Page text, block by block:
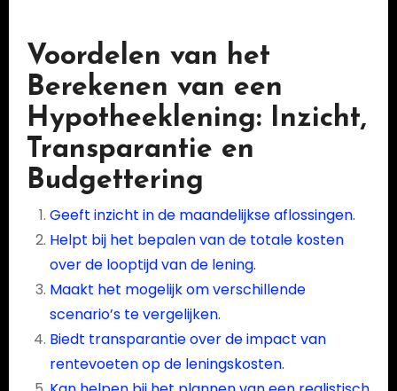
Voordelen van het
Berekenen van een
Hypotheeklening: Inzicht,
Transparantie en
Budgettering
Geeft inzicht in de maandelijkse aflossingen.
Helpt bij het bepalen van de totale kosten
over de looptijd van de lening.
Maakt het mogelijk om verschillende
scenario’s te vergelijken.
Biedt transparantie over de impact van
rentevoeten op de leningskosten.